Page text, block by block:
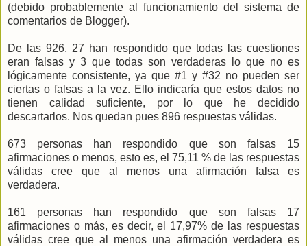
(debido probablemente al funcionamiento del sistema de
comentarios de Blogger).
De las 926, 27 han respondido que todas las cuestiones
eran falsas y 3 que todas son verdaderas lo que no es
lógicamente consistente, ya que #1 y #32 no pueden ser
ciertas o falsas a la vez. Ello indicaría que estos datos no
tienen calidad suficiente, por lo que he decidido
descartarlos. Nos quedan pues 896 respuestas válidas.
673 personas han respondido que son falsas 15
afirmaciones o menos, esto es, el 75,11 % de las respuestas
válidas cree que al menos una afirmación falsa es
verdadera.
161 personas han respondido que son falsas 17
afirmaciones o más, es decir, el 17,97% de las respuestas
válidas cree que al menos una afirmación verdadera es